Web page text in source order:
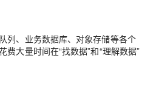
列、业务数据库、对象存储等各个
费大量时间在“找数据”和“理解数据”